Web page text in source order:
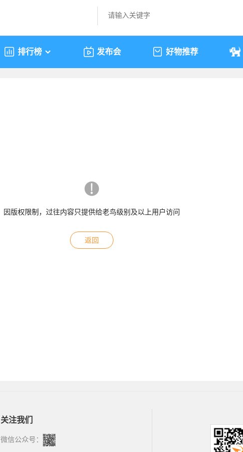
排行榜 发布会 好物推荐
因版权限制，过往内容只提供给老鸟级别及以上用户访问
返回
关注我们
微信公众号：